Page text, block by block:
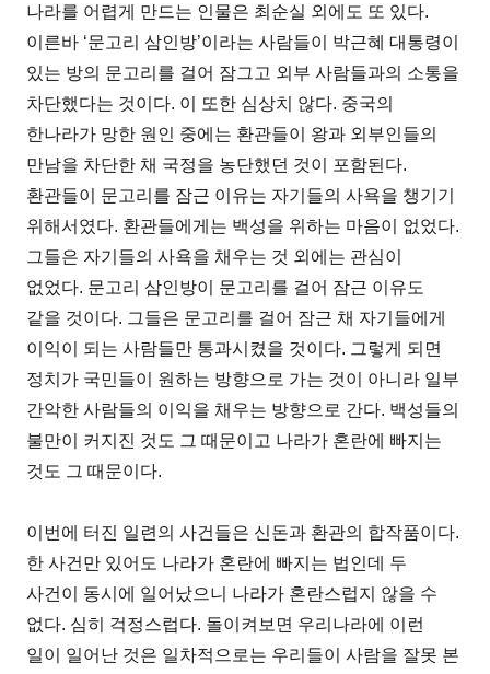
나라를 어렵게 만드는 인물은 최순실 외에도 또 있다.
이른바 ‘문고리 삼인방’이라는 사람들이 박근혜 대통령이
있는 방의 문고리를 걸어 잠그고 외부 사람들과의 소통을
차단했다는 것이다. 이 또한 심상치 않다. 중국의
한나라가 망한 원인 중에는 환관들이 왕과 외부인들의
만남을 차단한 채 국정을 농단했던 것이 포함된다.
환관들이 문고리를 잠근 이유는 자기들의 사욕을 챙기기
위해서였다. 환관들에게는 백성을 위하는 마음이 없었다.
그들은 자기들의 사욕을 채우는 것 외에는 관심이
없었다. 문고리 삼인방이 문고리를 걸어 잠근 이유도
같을 것이다. 그들은 문고리를 걸어 잠근 채 자기들에게
이익이 되는 사람들만 통과시켰을 것이다. 그렇게 되면
정치가 국민들이 원하는 방향으로 가는 것이 아니라 일부
간악한 사람들의 이익을 채우는 방향으로 간다. 백성들의
불만이 커지진 것도 그 때문이고 나라가 혼란에 빠지는
것도 그 때문이다.
이번에 터진 일련의 사건들은 신돈과 환관의 합작품이다.
한 사건만 있어도 나라가 혼란에 빠지는 법인데 두
사건이 동시에 일어났으니 나라가 혼란스럽지 않을 수
없다. 심히 걱정스럽다. 돌이켜보면 우리나라에 이런
일이 일어난 것은 일차적으로는 우리들이 사람을 잘못 본